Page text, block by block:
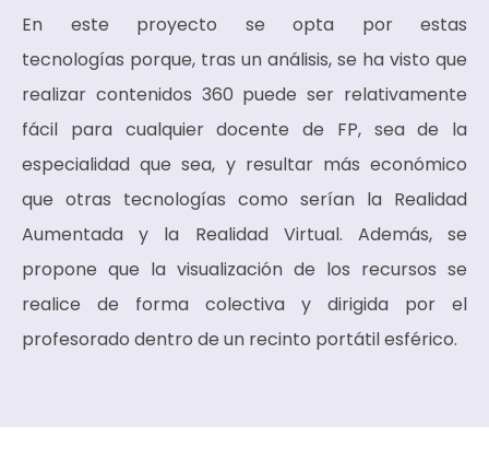
En este proyecto se opta por estas
tecnologías porque, tras un análisis, se ha visto que
realizar contenidos 360 puede ser relativamente
fácil para cualquier docente de FP, sea de la
especialidad que sea, y resultar más económico
que otras tecnologías como serían la Realidad
Aumentada y la Realidad Virtual. Además, se
propone que la visualización de los recursos se
realice de forma colectiva y dirigida por el
profesorado dentro de un recinto portátil esférico.